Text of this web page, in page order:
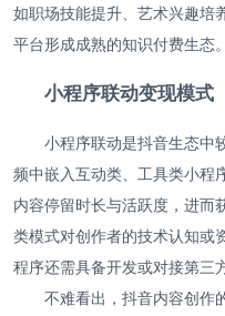
如职场技能提升、艺术兴趣培
平台形成成熟的知识付费生态。
小程序联动变现模式
小程序联动是抖音生态中
频中嵌入互动类、工具类小程
内容停留时长与活跃度，进而
类模式对创作者的技术认知或
程序还需具备开发或对接第三
不难看出，抖音内容创作